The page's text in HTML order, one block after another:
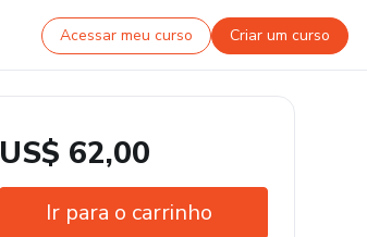
Acessar meu curso Criar um curso
US$ 62,00
Ir para o carrinho